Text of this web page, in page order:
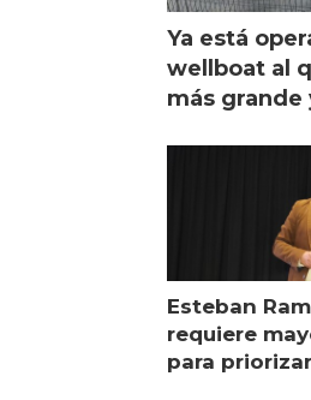
Ya está
wellboat al
más
Esteban
requiere
para